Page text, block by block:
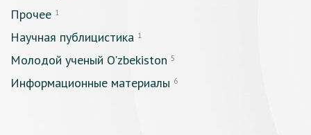
Прочее 1
Научная публицистика 1
Молодой ученый O'zbekiston 5
Информационные материалы 6